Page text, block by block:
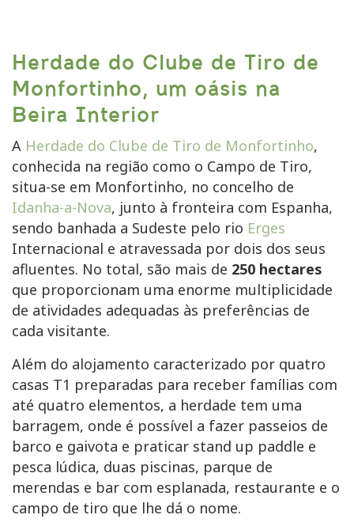
Herdade do Clube de Tiro de
Monfortinho, um oásis na
Beira Interior
A Herdade do Clube de Tiro de Monfortinho,
conhecida na região como o Campo de Tiro,
situa-se em Monfortinho, no concelho de
Idanha-a-Nova, junto à fronteira com Espanha,
sendo banhada a Sudeste pelo rio Erges
Internacional e atravessada por dois dos seus
afluentes. No total, são mais de 250 hectares
que proporcionam uma enorme multiplicidade
de atividades adequadas às preferências de
cada visitante.
Além do alojamento caracterizado por quatro
casas T1 preparadas para receber famílias com
até quatro elementos, a herdade tem uma
barragem, onde é possível a fazer passeios de
barco e gaivota e praticar stand up paddle e
pesca lúdica, duas piscinas, parque de
merendas e bar com esplanada, restaurante e o
campo de tiro que lhe dá o nome.